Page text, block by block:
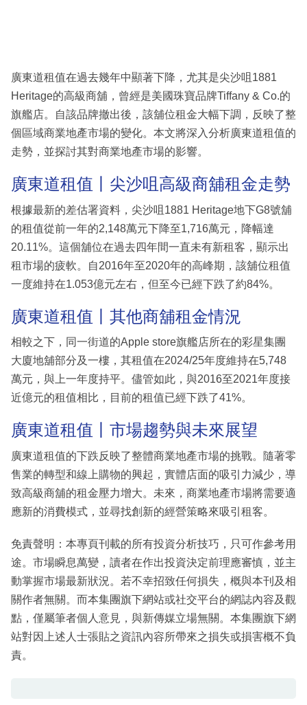
區
廣東道租值在過去幾年中顯著下降，尤其是尖沙咀1881
Heritage的高級商舖，曾經是美國珠寶品牌Tiffany & Co.的
旗艦店。自該品牌撤出後，該舖位租金大幅下調，反映了整
個區域商業地產市場的變化。本文將深入分析廣東道租值的
走勢，並探討其對商業地產市場的影響。
廣東道租值丨尖沙咀高級商舖租金走勢
根據最新的差估署資料，尖沙咀1881 Heritage地下G8號舖
的租值從前一年的2,148萬元下降至1,716萬元，降幅達
20.11%。這個舖位在過去四年間一直未有新租客，顯示出
租市場的疲軟。自2016年至2020年的高峰期，該舖位租值
一度維持在1.053億元左右，但至今已經下跌了約84%。
廣東道租值丨其他商舖租金情況
相較之下，同一街道的Apple store旗艦店所在的彩星集團
大廈地舖部分及一樓，其租值在2024/25年度維持在5,748
萬元，與上一年度持平。儘管如此，與2016至2021年度接
近億元的租值相比，目前的租值已經下跌了41%。
廣東道租值丨市場趨勢與未來展望
廣東道租值的下跌反映了整體商業地產市場的挑戰。隨著零
售業的轉型和線上購物的興起，實體店面的吸引力減少，導
致高級商舖的租金壓力增大。未來，商業地產市場將需要適
應新的消費模式，並尋找創新的經營策略來吸引租客。
免責聲明：本專頁刊載的所有投資分析技巧，只可作參考用
途。市場瞬息萬變，讀者在作出投資決定前理應審慎，並主
動掌握市場最新狀況。若不幸招致任何損失，概與本刊及相
關作者無關。而本集團旗下網站或社交平台的網誌內容及觀
點，僅屬筆者個人意見，與新傳媒立場無關。本集團旗下網
站對因上述人士張貼之資訊內容所帶來之損失或損害概不負
責。